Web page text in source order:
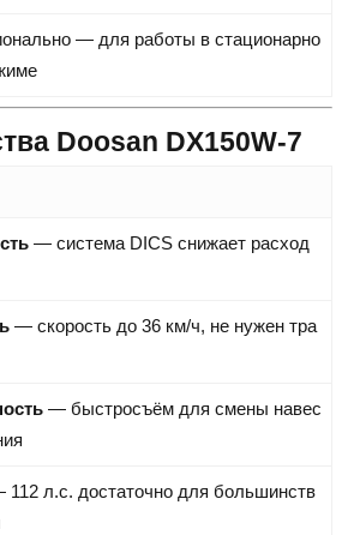
— для работы в стационарно
Doosan DX150W-7
— система DICS снижает расход
— скорость до 36 км/ч, не нужен тра
— быстросъём для смены навес
л.с. достаточно для большинств